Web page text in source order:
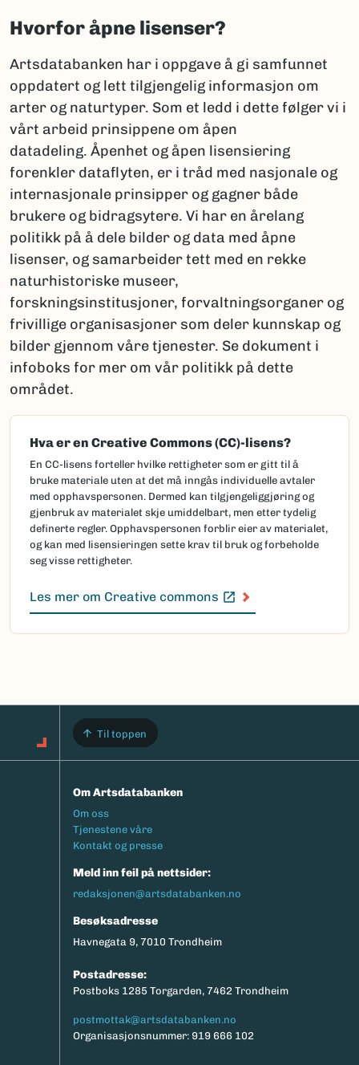
Hvorfor åpne lisenser?
Artsdatabanken har i oppgave å gi samfunnet
oppdatert og lett tilgjengelig informasjon om
arter og naturtyper. Som et ledd i dette følger vi i
vårt arbeid prinsippene om åpen
datadeling. Åpenhet og åpen lisensiering
forenkler dataflyten, er i tråd med nasjonale og
internasjonale prinsipper og gagner både
brukere og bidragsytere. Vi har en årelang
politikk på å dele bilder og data med åpne
lisenser, og samarbeider tett med en rekke
naturhistoriske museer,
forskningsinstitusjoner, forvaltningsorganer og
frivillige organisasjoner som deler kunnskap og
bilder gjennom våre tjenester. Se dokument i
infoboks for mer om vår politikk på dette
området.
Hva er en Creative Commons (CC)-lisens?
En CC-lisens forteller hvilke rettigheter som er gitt til å
bruke materiale uten at det må inngås individuelle avtaler
med opphavspersonen. Dermed kan tilgjengeliggjøring og
gjenbruk av materialet skje umiddelbart, men etter tydelig
definerte regler. Opphavspersonen forblir eier av materialet,
og kan med lisensieringen sette krav til bruk og forbeholde
seg visse rettigheter.
Les mer om Creative commons
(Ekstern lenke)
Til toppen
Om Artsdatabanken
Footermeny
Om oss
Tjenestene våre
Kontakt og presse
Meld inn feil på nettsider:
redaksjonen@artsdatabanken.no
Besøksadresse
Havnegata 9, 7010 Trondheim
Postadresse:
Postboks 1285 Torgarden, 7462 Trondheim
postmottak@artsdatabanken.no
Organisasjonsnummer: 919 666 102